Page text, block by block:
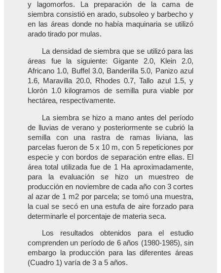
y lagomorfos. La preparación de la cama de
siembra consistió en arado, subsoleo y barbecho y
en las áreas donde no había maquinaria se utilizó
arado tirado por mulas.
La densidad de siembra que se utilizó para las
áreas fue la siguiente: Gigante 2.0, Klein 2.0,
Africano 1.0, Buffel 3.0, Banderilla 5.0, Panizo azul
1.6, Maravilla 20.0, Rhodes 0.7, Tallo azul 1.5, y
Llorón 1.0 kilogramos de semilla pura viable por
hectárea, respectivamente.
La siembra se hizo a mano antes del período
de lluvias de verano y posteriormente se cubrió la
semilla con una rastra de ramas liviana, las
parcelas fueron de 5 x 10 m, con 5 repeticiones por
especie y con bordos de separación entre ellas. El
área total utilizada fue de 1 Ha aproximadamente,
para la evaluación se hizo un muestreo de
producción en noviembre de cada año con 3 cortes
al azar de 1 m2 por parcela; se tomó una muestra,
la cual se secó en una estufa de aire forzado para
determinarle el porcentaje de materia seca.
Los resultados obtenidos para el estudio
comprenden un período de 6 años (1980-1985), sin
embargo la producción para las diferentes áreas
(Cuadro 1) varía de 3 a 5 años.